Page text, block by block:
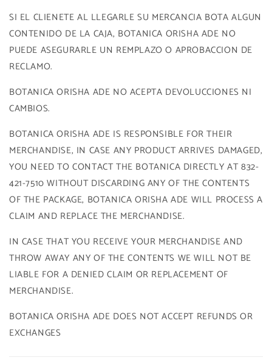
SI EL CLIENETE AL LLEGARLE SU MERCANCIA BOTA ALGUN
CONTENIDO DE LA CAJA, BOTANICA ORISHA ADE NO
PUEDE ASEGURARLE UN REMPLAZO O APROBACCION DE
RECLAMO.
BOTANICA ORISHA ADE NO ACEPTA DEVOLUCCIONES NI
CAMBIOS.
BOTANICA ORISHA ADE IS RESPONSIBLE FOR THEIR
MERCHANDISE, IN CASE ANY PRODUCT ARRIVES DAMAGED,
YOU NEED TO CONTACT THE BOTANICA DIRECTLY AT 832-
421-7510 WITHOUT DISCARDING ANY OF THE CONTENTS
OF THE PACKAGE, BOTANICA ORISHA ADE WILL PROCESS A
CLAIM AND REPLACE THE MERCHANDISE.
IN CASE THAT YOU RECEIVE YOUR MERCHANDISE AND
THROW AWAY ANY OF THE CONTENTS WE WILL NOT BE
LIABLE FOR A DENIED CLAIM OR REPLACEMENT OF
MERCHANDISE.
BOTANICA ORISHA ADE DOES NOT ACCEPT REFUNDS OR
EXCHANGES